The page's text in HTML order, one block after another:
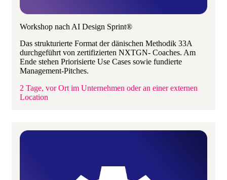
Workshop nach AI Design Sprint®
Das strukturierte Format der dänischen Methodik 33A
durchgeführt von zertifizierten NXTGN- Coaches. Am
Ende stehen Priorisierte Use Cases sowie fundierte
Management-Pitches.
2 Tage, vor Ort im Unternehmen oder an einer externen
Location